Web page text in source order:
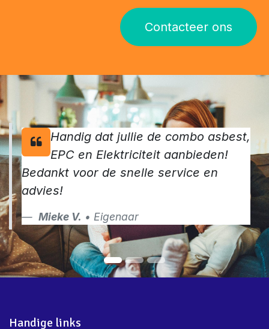
Contacteer ons
Handig dat jullie de combo asbest,
EPC en Elektriciteit aanbieden!
Bedankt voor de snelle service en
advies!
Mieke V. • Eigenaar
Handige links